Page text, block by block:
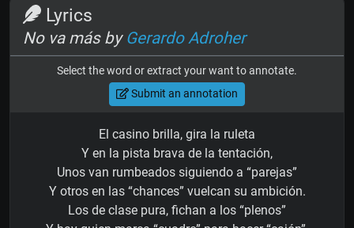
Lyrics
No va más by Gerardo Adroher
Select the word or extract your want to annotate.
Submit an annotation
El casino brilla, gira la ruleta
Y en la pista brava de la tentación,
Unos van rumbeados siguiendo a “parejas”
Y otros en las “chances” vuelcan su ambición.
Los de clase pura, fichan a los “plenos”